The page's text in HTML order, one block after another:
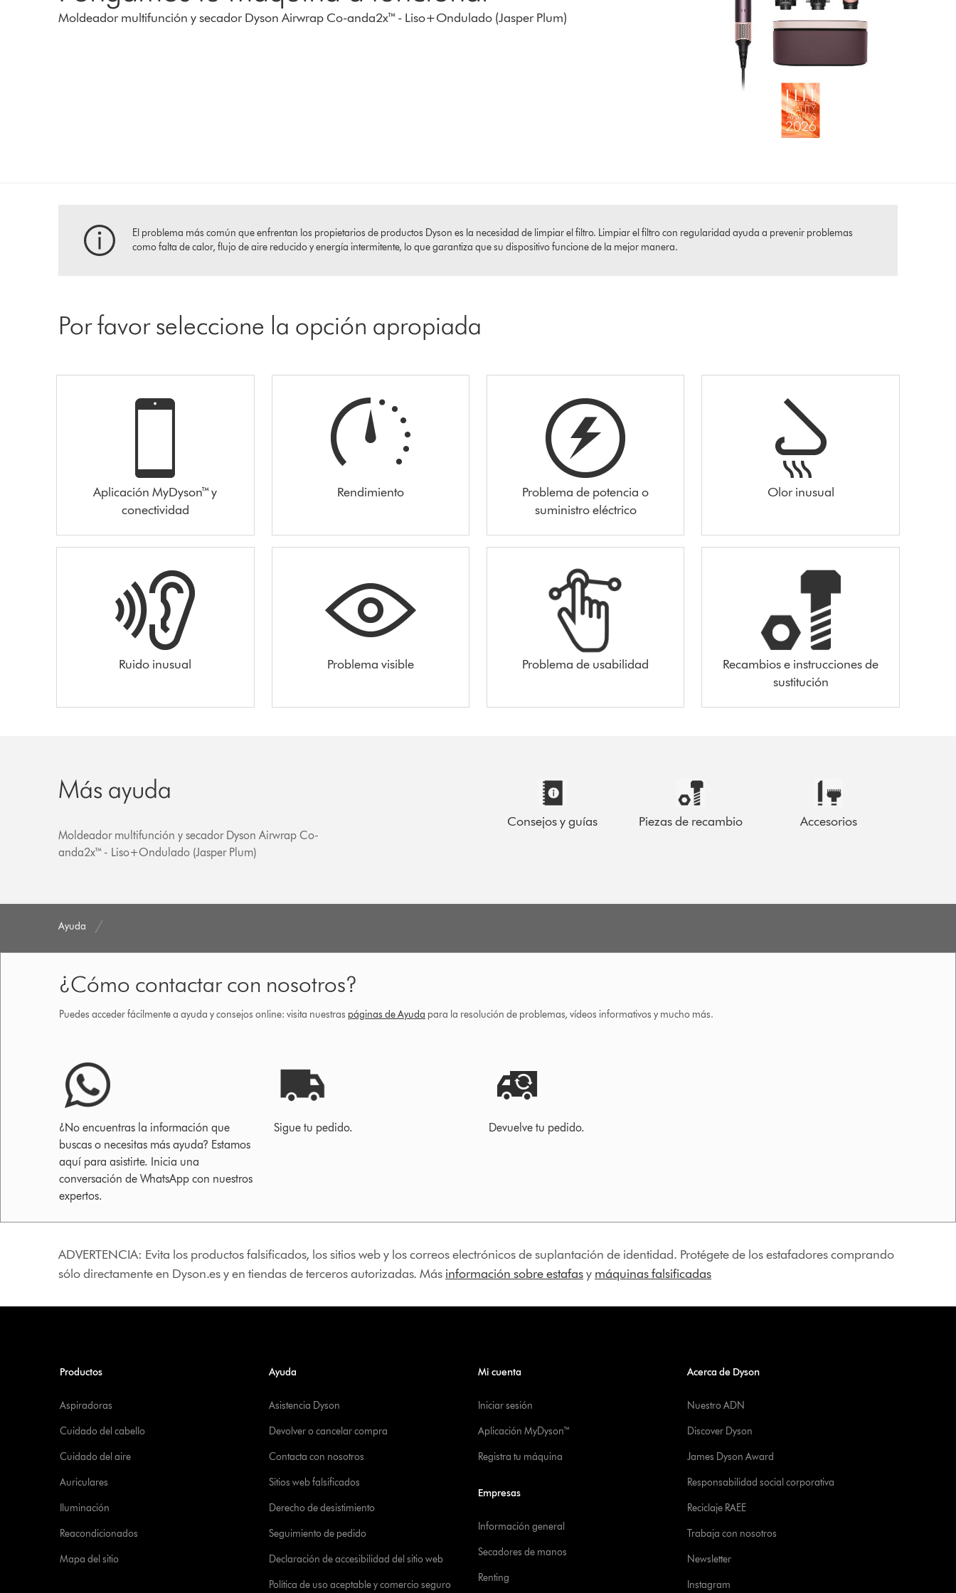
Moldeador multifunción y secador Dyson Airwrap Co-anda2x™ - Liso+Ondulado (Jasper Plum)
El problema más común que enfrentan los propietarios de productos Dyson es la necesidad de limpiar el filtro. Limpiar el filtro con regularidad ayuda a prevenir problemas
como falta de calor, flujo de aire reducido y energía intermitente, lo que garantiza que su dispositivo funcione de la mejor manera.
Por favor seleccione la opción apropiada
Aplicación MyDyson™ y
conectividad
Rendimiento
Problema de potencia o
suministro eléctrico
Olor inusual
Ruido inusual Problema visible Problema de usabilidad
Recambios e instrucciones de
sustitución
Más ayuda
Moldeador multifunción y secador Dyson Airwrap Co-
anda2x™ - Liso+Ondulado (Jasper Plum)
Consejos y guías Piezas de recambio Accesorios
Ayuda
¿Cómo contactar con nosotros?
Puedes acceder fácilmente a ayuda y consejos online: visita nuestras páginas de Ayuda para la resolución de problemas, vídeos informativos y mucho más.
¿No encuentras la información que
buscas o necesitas más ayuda? Estamos
aquí para asistirte. Inicia una
conversación de WhatsApp con nuestros
expertos.
Sigue tu pedido. Devuelve tu pedido.
ADVERTENCIA: Evita los productos falsificados, los sitios web y los correos electrónicos de suplantación de identidad. Protégete de los estafadores comprando
sólo directamente en Dyson.es y en tiendas de terceros autorizadas. Más información sobre estafasy máquinas falsificadas
Productos
Aspiradoras
Cuidado del cabello
Cuidado del aire
Auriculares
Iluminación
Reacondicionados
Mapa del sitio
Ayuda
Asistencia Dyson
Devolver o cancelar compra
Contacta con nosotros
Sitios web falsificados
Derecho de desistimiento
Seguimiento de pedido
Declaración de accesibilidad del sitio web
Política de uso aceptable y comercio seguro
Mi cuenta
Iniciar sesión
Aplicación MyDyson™
Registra tu máquina
Empresas
Información general
Secadores de manos
Renting
Acerca de Dyson
Nuestro ADN
Discover Dyson
James Dyson Award
Responsabilidad social corporativa
Reciclaje RAEE
Trabaja con nosotros
Newsletter
Instagram